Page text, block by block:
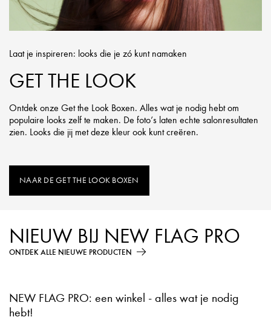
Laat je inspireren: looks die je zó kunt namaken
GET THE LOOK
Ontdek onze Get the Look Boxen. Alles wat je nodig hebt om
populaire looks zelf te maken. De foto’s laten echte salonresultaten
zien. Looks die jij met deze kleur ook kunt creëren.
NAAR DE GET THE LOOK BOXEN
NIEUW BIJ NEW FLAG PRO
ONTDEK ALLE NIEUWE PRODUCTEN
NEW FLAG PRO: een winkel - alles wat je nodig
hebt!